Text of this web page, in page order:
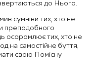
до Нього.
сумніви тих, хто не
преподобного
осоромлює тих, хто не
на самостійне буття,
свою Помісну